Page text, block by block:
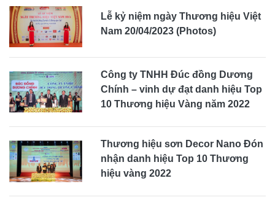
Lễ kỷ niệm ngày Thương hiệu Việt
Nam 20/04/2023 (Photos)
Công ty TNHH Đúc đồng Dương
Chính – vinh dự đạt danh hiệu Top
10 Thương hiệu Vàng năm 2022
Thương hiệu sơn Decor Nano Đón
nhận danh hiệu Top 10 Thương
hiệu vàng 2022